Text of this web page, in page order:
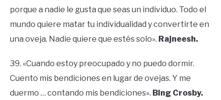
porque a nadie le gusta que seas un individuo. Todo el
mundo quiere matar tu individualidad y convertirte en
una oveja. Nadie quiere que estés solo». Rajneesh.
39. «Cuando estoy preocupado y no puedo dormir.
Cuento mis bendiciones en lugar de ovejas. Y me
duermo … contando mis bendiciones». Bing Crosby.